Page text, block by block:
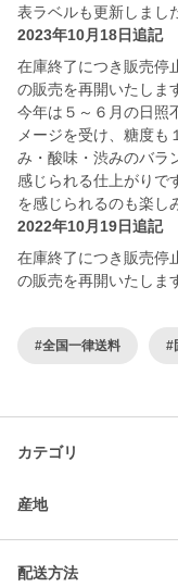
表ラベルも更新しまし
2023年10月18日追記
在庫終了につき販売停
の販売を再開いたしま
今年は５～６月の日照
メージを受け、糖度
み・酸味・渋みのバラ
感じられる仕上がりで
を感じられるのも楽し
2022年10月19日追記
在庫終了につき販売停
の販売を再開いたしま
#全国一律送料 #
カテゴリ
産地
配送方法